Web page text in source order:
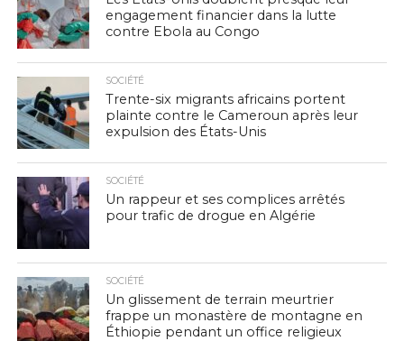
engagement financier dans la lutte
contre Ebola au Congo
SOCIÉTÉ
Trente-six migrants africains portent
plainte contre le Cameroun après leur
expulsion des États-Unis
SOCIÉTÉ
Un rappeur et ses complices arrêtés
pour trafic de drogue en Algérie
SOCIÉTÉ
Un glissement de terrain meurtrier
frappe un monastère de montagne en
Éthiopie pendant un office religieux